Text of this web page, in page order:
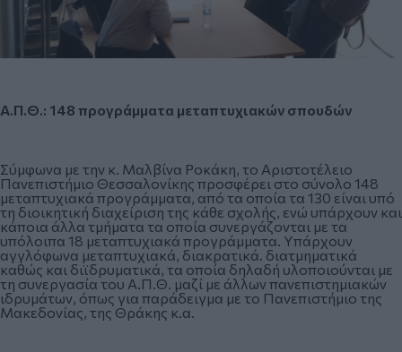
Α.Π.Θ.: 148 προγράμματα μεταπτυχιακών σπουδών
Σύμφωνα με την κ. Μαλβίνα Ροκάκη, το Αριστοτέλειο
Πανεπιστήμιο Θεσσαλονίκης προσφέρει στο σύνολο 148
μεταπτυχιακά προγράμματα, από τα οποία τα 130 είναι υπό
τη διοικητική διαχείριση της κάθε σχολής, ενώ υπάρχουν και
κάποια άλλα τμήματα τα οποία συνεργάζονται με τα
υπόλοιπα 18 μεταπτυχιακά προγράμματα. Υπάρχουν
αγγλόφωνα μεταπτυχιακά, διακρατικά. διατμηματικά
καθώς και διϊδρυματικά, τα οποία δηλαδή υλοποιούνται με
τη συνεργασία του Α.Π.Θ. μαζί με άλλων πανεπιστημιακών
ιδρυμάτων, όπως για παράδειγμα με το Πανεπιστήμιο της
Μακεδονίας, της Θράκης κ.α.